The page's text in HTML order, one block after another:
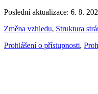
Poslední aktualizace: 6. 8.
Změna vzhledu, Struktura
Prohlášení o přístupnosti,